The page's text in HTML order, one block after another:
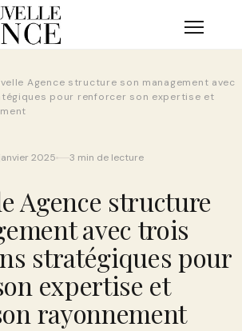
Agence structure son management avec
pour renforcer son expertise et
2025 3 min de lecture
Agence structure
avec trois
stratégiques pour
expertise et
rayonnement